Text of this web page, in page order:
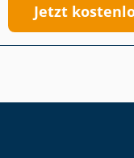
Jetzt